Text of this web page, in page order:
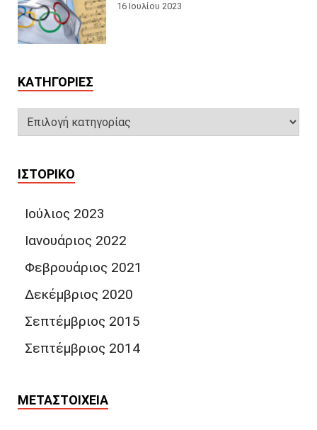
16 Ιουλίου 2023
KΑΤΗΓΟΡΊΕΣ
ΙΣΤΟΡΙΚΌ
Ιούλιος 2023
Ιανουάριος 2022
Φεβρουάριος 2021
Δεκέμβριος 2020
Σεπτέμβριος 2015
Σεπτέμβριος 2014
ΜΕΤΑΣΤΟΙΧΕΊΑ